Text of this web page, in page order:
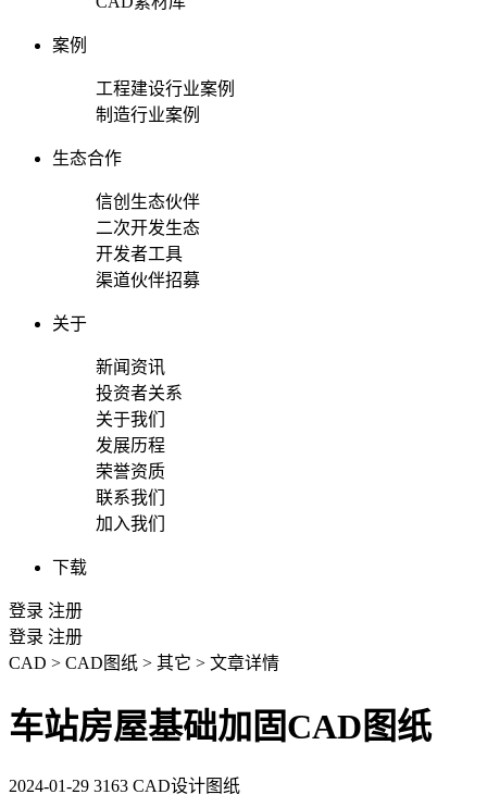
案例
工程建设行业案例
制造行业案例
生态合作
信创生态伙伴
二次开发生态
开发者工具
渠道伙伴招募
关于
新闻资讯
投资者关系
关于我们
发展历程
荣誉资质
联系我们
加入我们
下载
登录 注册
登录 注册
CAD > CAD图纸 > 其它 > 文章详情
车站房屋基础加固CAD图纸
2024-01-29 3163 CAD设计图纸